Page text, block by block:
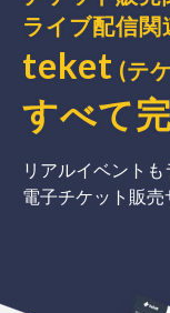
ライブ配信関
teket (テ
すべて
リアルイベント
電子チケット販売